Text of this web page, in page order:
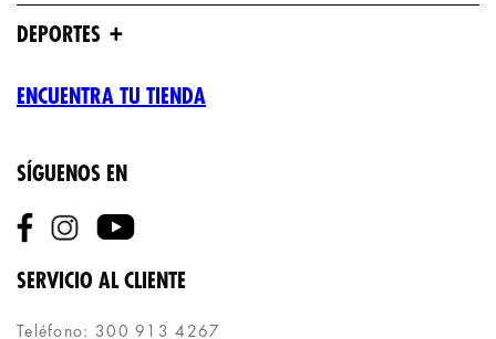
DEPORTES +
ENCUENTRA TU TIENDA
SÍGUENOS EN
SERVICIO AL CLIENTE
Teléfono: 300 913 4267